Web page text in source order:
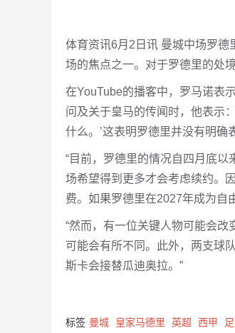
体育资讯6月2日讯 曼城中场罗
场的焦点之一。对于罗德里的处
在YouTube的播客中，罗马诺表
问及关于皇马的传闻时，他表示
什么。’这表明罗德里并没有明确
“目前，罗德里的情况自四月底
场希望得到更多才会考虑续约。
费。如果罗德里在2027年成为自
“然而，有一位关键人物可能会
可能会有所不同。此外，两支球
斯卡会接替瓜迪奥拉。”
标签 曼城 皇家马德里 英超 西甲